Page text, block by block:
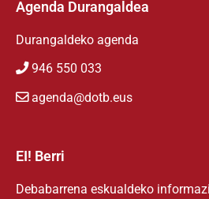
Agenda Durangaldea
Durangaldeko agenda
946 550 033
agenda@dotb.eus
EI! Berri
Debabarrena eskualdeko